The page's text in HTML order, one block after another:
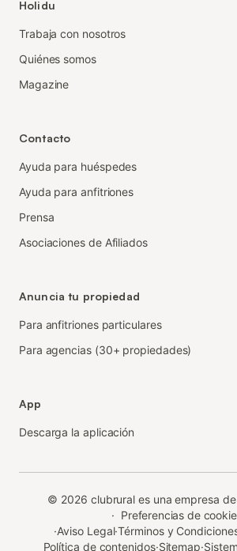
Holidu
Trabaja con nosotros
Quiénes somos
Magazine
Contacto
Ayuda para huéspedes
Ayuda para anfitriones
Prensa
Asociaciones de Afiliados
Anuncia tu propiedad
Para anfitriones particulares
Para agencias (30+ propiedades)
App
Descarga la aplicación
© 2026 clubrural es una empresa
· Preferencias de
·Aviso Legal·Términos y
Política de contenidos·Sitemap·